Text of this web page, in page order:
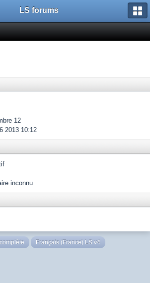
LS forums
12
2013 10:12
inconnu
Français (France) LS v4